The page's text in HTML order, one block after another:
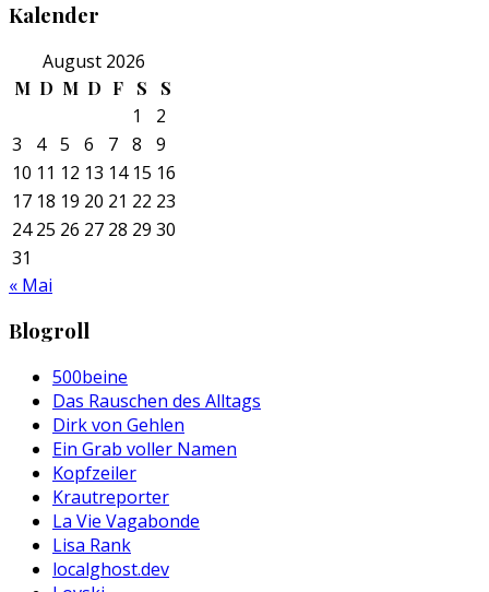
Kalender
August 2026
M D M D F S S
1
2
3
4 5 6 7 8
9
10 11 12 13 14 15 16
17 18 19 20 21 22 23
24 25 26 27 28 29 30
31
« Mai
Blogroll
500beine
Das Rauschen des Alltags
Dirk von Gehlen
Ein Grab voller Namen
Kopfzeiler
Krautreporter
La Vie Vagabonde
Lisa Rank
localghost.dev